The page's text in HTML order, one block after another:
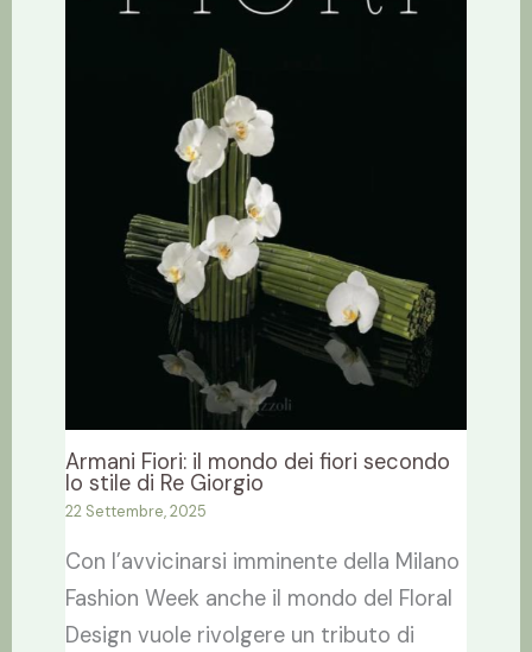
Armani Fiori: il mondo dei fiori secondo
lo stile di Re Giorgio
22 Settembre, 2025
Con l’avvicinarsi imminente della Milano
Fashion Week anche il mondo del Floral
Design vuole rivolgere un tributo di